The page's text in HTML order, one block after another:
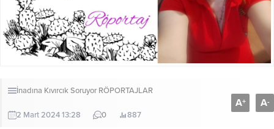
İnadına Kıvırcık Soruyor RÖPORTAJLAR
2 Mart 2024 13:28 0 887
A+ A-